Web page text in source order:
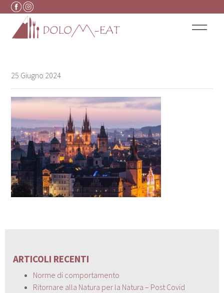
Vai al contenuto
25 Giugno 2024
ARTICOLI RECENTI
Norme di comportamento
Ritornare alla Natura per la Natura – Post Covid